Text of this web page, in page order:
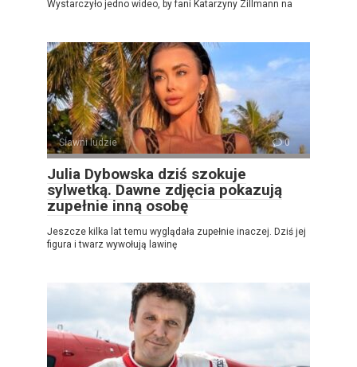
Wystarczyło jedno wideo, by fani Katarzyny Zillmann na
Sławni ludzie 0
Julia Dybowska dziś szokuje
sylwetką. Dawne zdjęcia pokazują
zupełnie inną osobę
Jeszcze kilka lat temu wyglądała zupełnie inaczej. Dziś jej
figura i twarz wywołują lawinę